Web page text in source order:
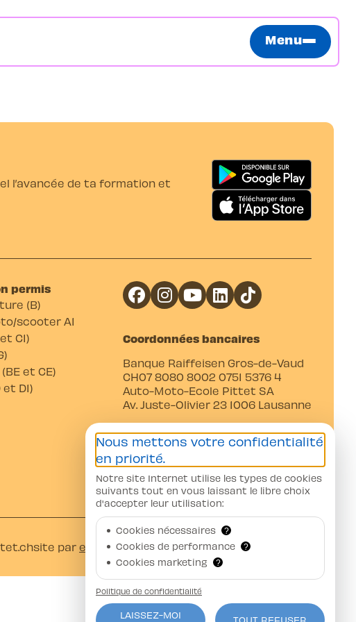
Menu
l’avancée de ta formation et
permis
(B)
scooter A1
C1)
et CE)
D1)
Coordonnées bancaires
Banque Raiffeisen Gros-de-Vaud
CH07 8080 8002 0751 5376 4
Auto-Moto-Ecole Pittet SA
Av. Juste-Olivier 23 1006 Lausanne
site par ercos.ch
Nous mettons votre confidentialité
en priorité.
Notre site Internet utilise les types de cookies
suivants tout en vous laissant le libre choix
d'accepter leur utilisation:
Cookies nécessaires ?
Cookies de performance ?
Cookies marketing ?
Politique de confidentialité
LAISSEZ-MOI
TOUT REFUSER